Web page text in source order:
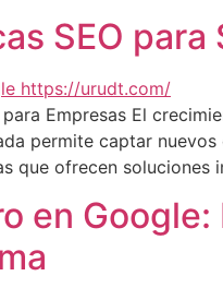
SEO
Empresas El
permite captar
que ofrecen
en